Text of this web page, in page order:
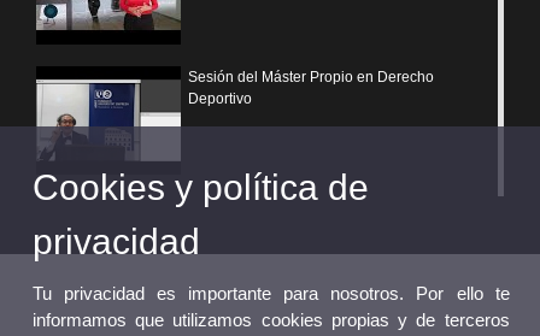
Sesión del Máster Propio en Derecho
Deportivo
¿Por qué elegir un postgrado propio de la
Universitat de València?
Cookies y política de
privacidad
Tu privacidad es importante para nosotros. Por ello te
informamos que utilizamos cookies propias y de terceros